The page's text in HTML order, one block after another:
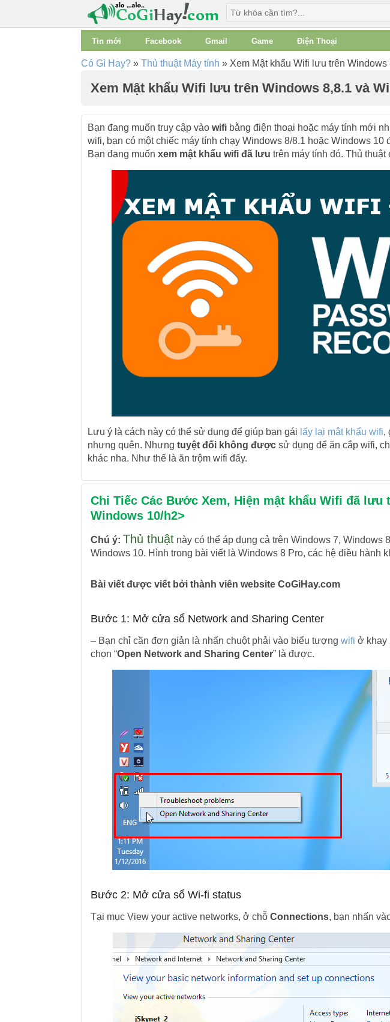
Tin mới Facebook Gmail Game Điện Thoại
Có Gì Hay? » Thủ thuật Máy tính »Xem Mật khẩu Wifi lưu trên Windows
Xem Mật khẩu Wifi lưu trên Windows 8,8.1 và
Bạn đang muốn truy cập vào wifibằng điện thoại hoặc máy tính mới
wifi, bạn có một chiếc máy tính chạy Windows 8/8.1 hoặc Windows 10
Bạn đang muốn xem mật khẩu wifi đã lưu trên máy tính đó. Thủ
Lưu ý là cách này có thể sử dụng để giúp bạn gái lấy lại mật khẩu wifi,
nhưng quên. Nhưng tuyệt đối không đượcsử dụng để ăn cắp wifi,
khác nha. Như thế là ăn trộm wifi đấy.
Chi Tiếc Các Bước Xem, Hiện mật khẩu Wifi đã lưu
Windows 10/h2>
Chú ý: Thủ thuậtnày có thể áp dụng cả trên Windows 7, Windows
Windows 10. Hình trong bài viết là Windows 8 Pro, các hệ điều hành
Bài viết được viết bởi thành viên website CoGiHay.com
Bước 1: Mở cửa sổ Network and Sharing Center
– Bạn chỉ cần đơn giản là nhấn chuột phải vào biểu tượng wifi ở khay
chọn “Open Network and Sharing Center” là được.
Bước 2: Mở cửa sổ Wi-fi status
Tại mục View your active networks, ở chỗ Connections, bạn nhấn